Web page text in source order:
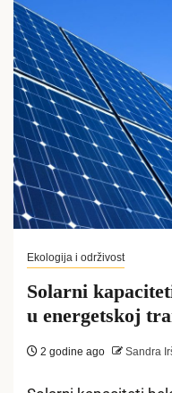
Ekologija i održivost
Solarni
u energetskoj
2 godine ago Sandra